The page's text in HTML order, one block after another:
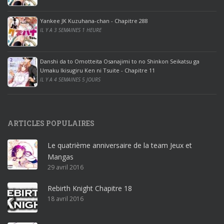
o
ff
i
c
e
2
0
1
r
o
ff
i
c
e
3
Yankee JK Kuzuhana-chan - Chapitre 288
IL Y A 3 SEMAINES 1 HEURE
Danshi da to Omotteita Osanajimi to no Shinkon Seikatsu ga
Umaku Ikisugiru Ken ni Tsuite - Chapitre 11
IL Y A 4 SEMAINES 5 JOURS
ARTICLES POPULAIRES
Le quatrième anniversaire de la team Jeux et
Mangas
29 avril 2016
Rebirth Knight Chapitre 18
18 avril 2016